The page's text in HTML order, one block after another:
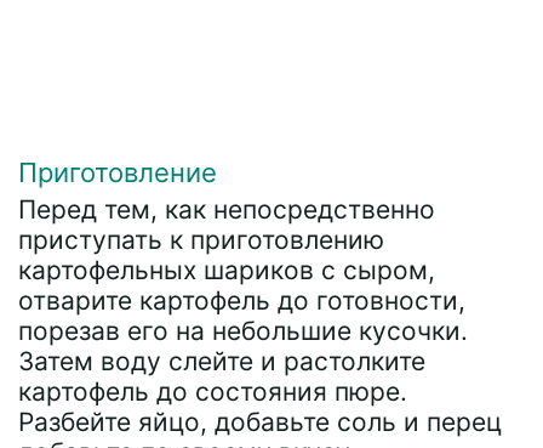
Приготовление
Перед тем, как непосредственно
приступать к приготовлению
картофельных шариков с сыром,
отварите картофель до готовности,
порезав его на небольшие кусочки.
Затем воду слейте и растолките
картофель до состояния пюре.
Разбейте яйцо, добавьте соль и перец